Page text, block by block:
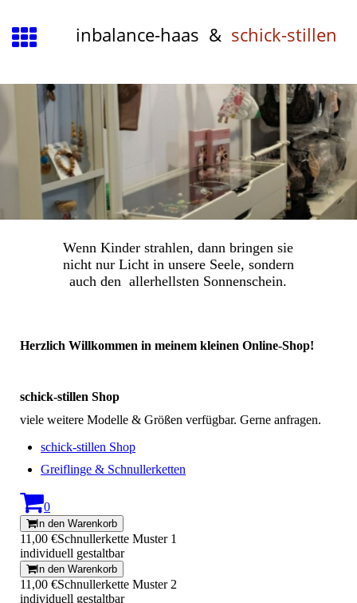
inbalance-haas & schick-stillen
Wenn Kinder strahlen, dann bringen sie
nicht nur Licht in unsere Seele, sondern
auch den allerhellsten Sonnenschein.
Herzlich Willkommen in meinem kleinen Online-Shop!
schick-stillen Shop
viele weitere Modelle & Größen verfügbar. Gerne anfragen.
schick-stillen Shop
Greiflinge & Schnullerketten
0
In den Warenkorb
11,00 €Schnullerkette Muster 1
individuell gestaltbar
In den Warenkorb
11,00 €Schnullerkette Muster 2
individuell gestaltbar